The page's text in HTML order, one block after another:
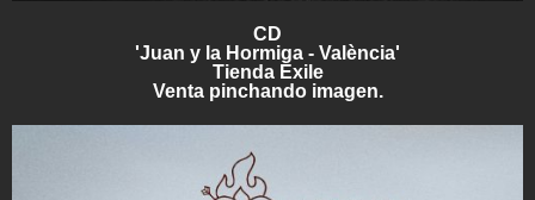
CD
'Juan y la Hormiga - València'
Tienda Exile
Venta pinchando imagen.